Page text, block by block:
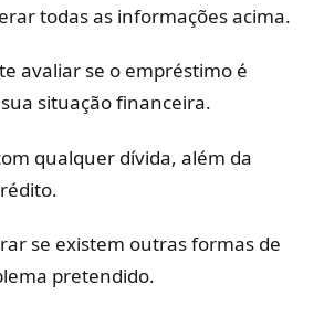
todas as informações acima.
avaliar se o empréstimo é
situação financeira.
qualquer dívida, além da
se existem outras formas de
pretendido.